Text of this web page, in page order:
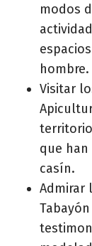
modos
hombre.
Visitar
que
casín.
Admirar